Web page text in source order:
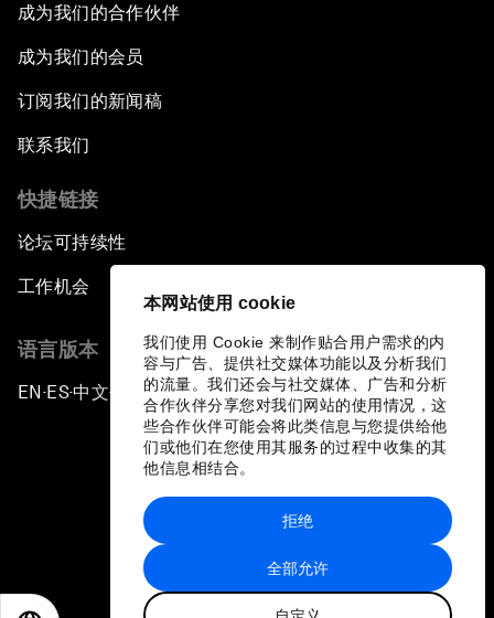
本网站使用 cookie
我们使用 Cookie 来制作贴合用户需求的内
容与广告、提供社交媒体功能以及分析我们
的流量。我们还会与社交媒体、广告和分析
合作伙伴分享您对我们网站的使用情况，这
些合作伙伴可能会将此类信息与您提供给他
们或他们在您使用其服务的过程中收集的其
他信息相结合。
全部允许
拒绝
成为我们的合作伙伴
成为我们的会员
订阅我们的新闻稿
联系我们
快捷链接
论坛可持续性
工作机会
语言版本
EN ▪ES▪中文▪ 日本語
站点地图